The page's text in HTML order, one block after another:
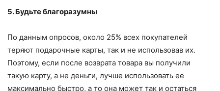
5. Будьте благоразумны
По данным опросов, около 25% всех покупателей
теряют подарочные карты, так и не использовав их.
Поэтому, если после возврата товара вы получили
такую карту, а не деньги, лучше использовать ее
максимально быстро, а то она может так и остаться